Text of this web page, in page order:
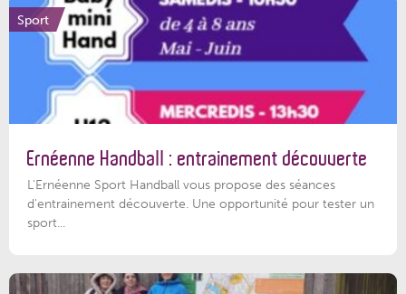
Sport
Ernéenne Handball : entrainement découverte
L'Ernéenne Sport Handball vous propose des séances
d'entrainement découverte. Une opportunité pour tester un
sport...